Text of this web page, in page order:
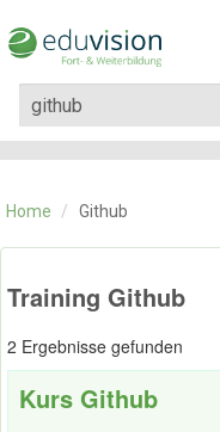
KATEGORIE
KONTAKT
Home / Github
Training Github
2 Ergebnisse gefunden
Kurs Github